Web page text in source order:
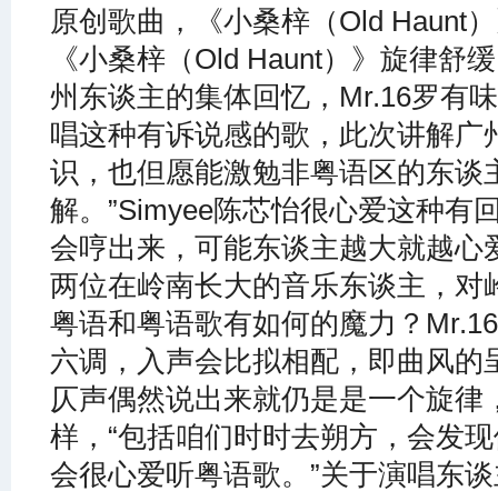
原创歌曲，《小桑梓（Old Haunt
《小桑梓（Old Haunt）》旋律舒
州东谈主的集体回忆，Mr.16罗有
唱这种有诉说感的歌，此次讲解
识，也但愿能激勉非粤语区的东谈
解。”Simyee陈芯怡很心爱这种有
会哼出来，可能东谈主越大就越心
两位在岭南长大的音乐东谈主，对
粤语和粤语歌有如何的魔力？
六调，入声会比拟相配，即曲风的
仄声偶然说出来就仍是是一个旋
样，“包括咱们时时去朔方，会发
会很心爱听粤语歌。”关于演唱东